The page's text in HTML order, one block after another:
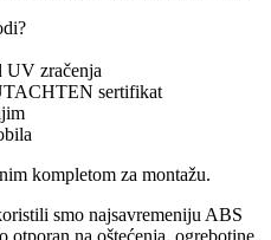
UV zračenja
sertifikat
kompletom za montažu.
smo najsavremeniju ABS
na oštećenja, ogrebotine,